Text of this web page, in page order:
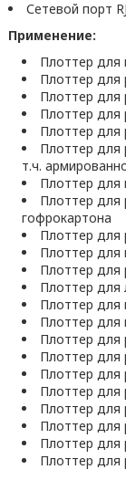
Сетевой порт
Применение:
Плоттер для
Плоттер
Плоттер для
Плоттер для
Плоттер для
Плоттер для
т.ч.
Плоттер для
Плоттер для
гофрокартона
Плоттер для
Плоттер для
Плоттер для
Плоттер для
Плоттер для
Плоттер для
Плоттер для
Плоттер для
Плоттер для
Плоттер для
Плоттер для
Плоттер для
Плоттер для
Плоттер для